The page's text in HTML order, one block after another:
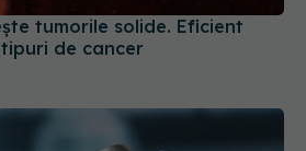
de cancer